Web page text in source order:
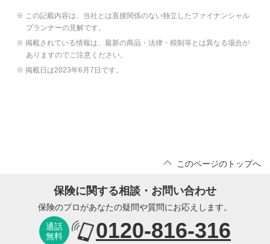
※ この記載内容は、当社とは直接関係のない独立したファイナンシャル
プランナーの見解です。
※ 掲載されている情報は、最新の商品・法律・税制等とは異なる場合が
ありますのでご注意ください。
※ 掲載日は2023年6月7日です。
このページのトップへ
保険に関する相談・お問い合わせ
保険のプロがあなたの疑問や質問にお応えします。
通話
無料
0120-816-316